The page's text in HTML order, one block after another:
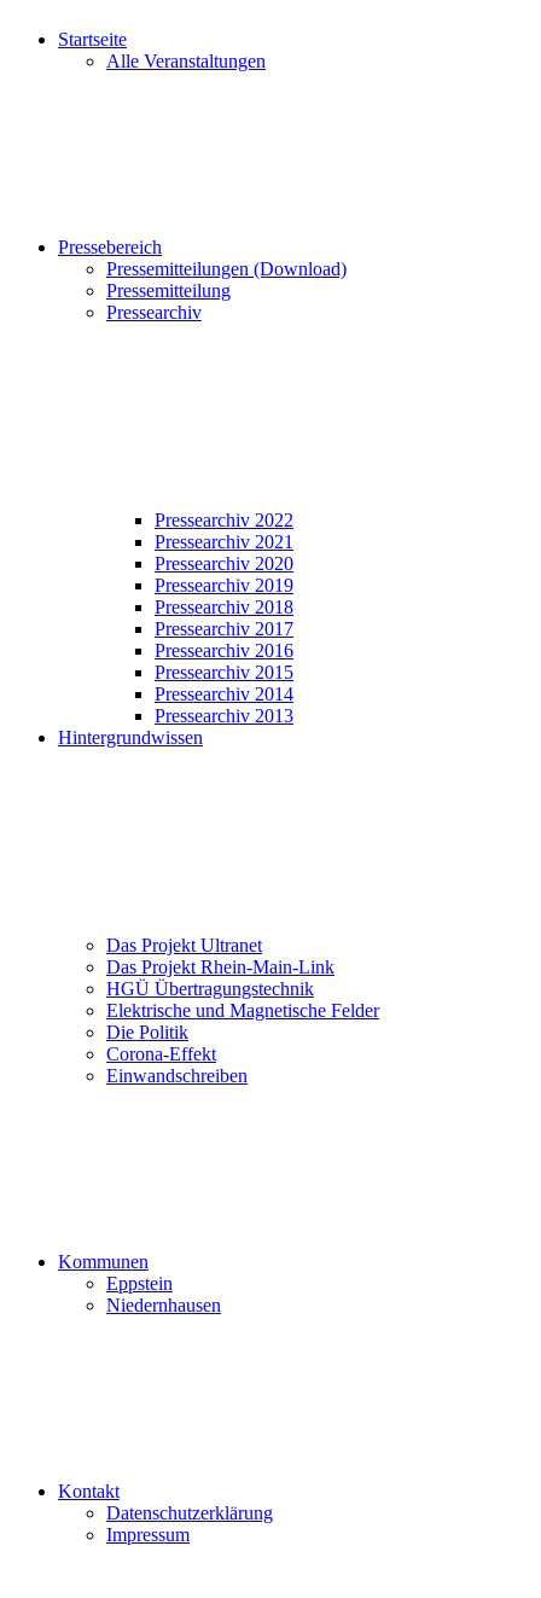
Startseite
Alle Veranstaltungen
Pressebereich
Pressemitteilungen (Download)
Pressemitteilung
Pressearchiv
Pressearchiv 2022
Pressearchiv 2021
Pressearchiv 2020
Pressearchiv 2019
Pressearchiv 2018
Pressearchiv 2017
Pressearchiv 2016
Pressearchiv 2015
Pressearchiv 2014
Pressearchiv 2013
Hintergrundwissen
Das Projekt Ultranet
Das Projekt Rhein-Main-Link
HGÜ Übertragungstechnik
Elektrische und Magnetische Felder
Die Politik
Corona-Effekt
Einwandschreiben
Kommunen
Eppstein
Niedernhausen
Kontakt
Datenschutzerklärung
Impressum